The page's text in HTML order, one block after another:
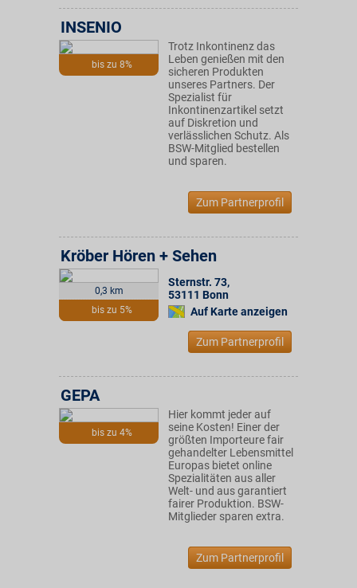
bis zu 8%
INSENIO
Trotz Inkontinenz das
Leben genießen mit den
sicheren Produkten
unseres Partners. Der
Spezialist für
Inkontinenzartikel setzt
auf Diskretion und
verlässlichen Schutz. Als
BSW-Mitglied bestellen
und sparen.
Zum Partnerprofil
0,3 km
bis zu 5%
Kröber Hören + Sehen
Sternstr. 73,
53111 Bonn
Auf Karte anzeigen
Zum Partnerprofil
bis zu 4%
GEPA
Hier kommt jeder auf
seine Kosten! Einer der
größten Importeure fair
gehandelter Lebensmittel
Europas bietet online
Spezialitäten aus aller
Welt- und aus garantiert
fairer Produktion. BSW-
Mitglieder sparen extra.
Zum Partnerprofil